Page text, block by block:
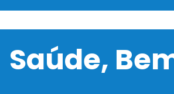
Saúde,